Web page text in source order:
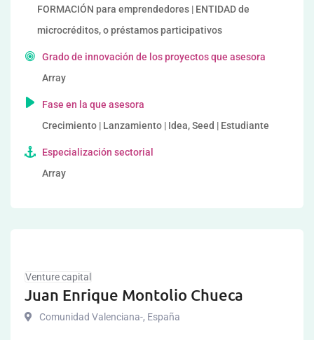
FORMACIÓN para emprendedores | ENTIDAD de
microcréditos, o préstamos participativos
Grado de innovación de los proyectos que asesora
Array
Fase en la que asesora
Crecimiento | Lanzamiento | Idea, Seed | Estudiante
Especialización sectorial
Array
Venture capital
Juan Enrique Montolio Chueca
Comunidad Valenciana-, España